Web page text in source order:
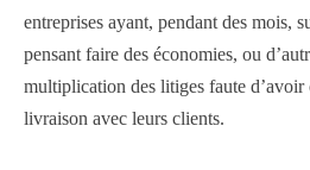
entreprises ayant, pendant des mois,
pensant faire des économies, ou
multiplication des litiges faute
livraison avec leurs clients.